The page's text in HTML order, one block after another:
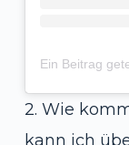
2. Wie
kann ich